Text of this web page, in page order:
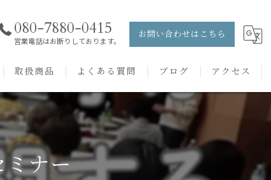
080-7880-0415
営業電話はお断りしております。
お問い合わせはこちら
ュー
ケアメニュー
取扱商品
PRANAROM
健草医学舎
バッチフラワーレメディ
よくある質問 ブログ アクセス
ミナー